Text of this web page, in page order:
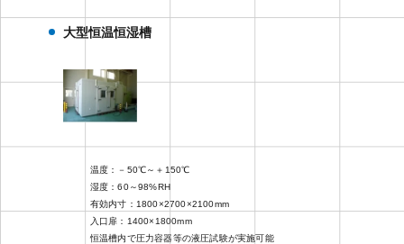
大型恒温恒湿槽
温度：－50℃～＋150℃
湿度：60～98%RH
有効内寸：1800×2700×2100mm
入口扉：1400×1800mm
恒温槽内で圧力容器等の液圧試験が実施可能